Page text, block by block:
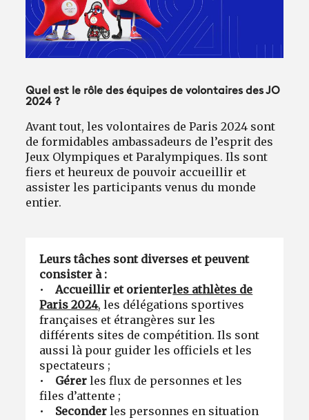
Quel est le rôle des équipes de volontaires des JO
2024 ?
Avant tout, les volontaires de Paris 2024 sont
de formidables ambassadeurs de l’esprit des
Jeux Olympiques et Paralympiques. Ils sont
fiers et heureux de pouvoir accueillir et
assister les participants venus du monde
entier.
Leurs tâches sont diverses et peuvent
consister à :
•Accueillir et orienterles athlètes de
Paris 2024, les délégations sportives
françaises et étrangères sur les
différents sites de compétition. Ils sont
aussi là pour guider les officiels et les
spectateurs ;
• Gérer les flux de personnes et les
files d’attente ;
• Seconder les personnes en situation